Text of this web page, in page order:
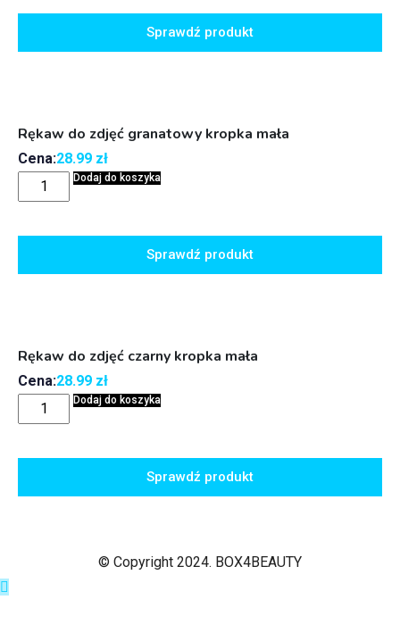
Sprawdź produkt
Rękaw do zdjęć granatowy kropka mała
Cena:28.99 zł
Dodaj do koszyka
Sprawdź produkt
Rękaw do zdjęć czarny kropka mała
Cena:28.99 zł
Dodaj do koszyka
Sprawdź produkt
© Copyright 2024. BOX4BEAUTY